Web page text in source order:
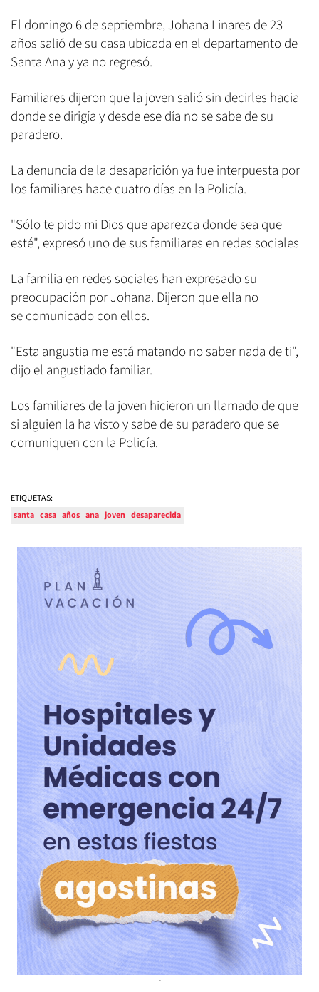
El domingo 6 de septiembre, Johana Linares de 23
años salió de su casa ubicada en el departamento de
Santa Ana y ya no regresó.
Familiares dijeron que la joven salió sin decirles hacia
donde se dirigía y desde ese día no se sabe de su
paradero.
La denuncia de la desaparición ya fue interpuesta por
los familiares hace cuatro días en la Policía.
"Sólo te pido mi Dios que aparezca donde sea que
esté", expresó uno de sus familiares en redes sociales
La familia en redes sociales han expresado su
preocupación por Johana. Dijeron que ella no
se comunicado con ellos.
"Esta angustia me está matando no saber nada de ti",
dijo el angustiado familiar.
Los familiares de la joven hicieron un llamado de que
si alguien la ha visto y sabe de su paradero que se
comuniquen con la Policía.
ETIQUETAS:
santa casa años ana joven desaparecida